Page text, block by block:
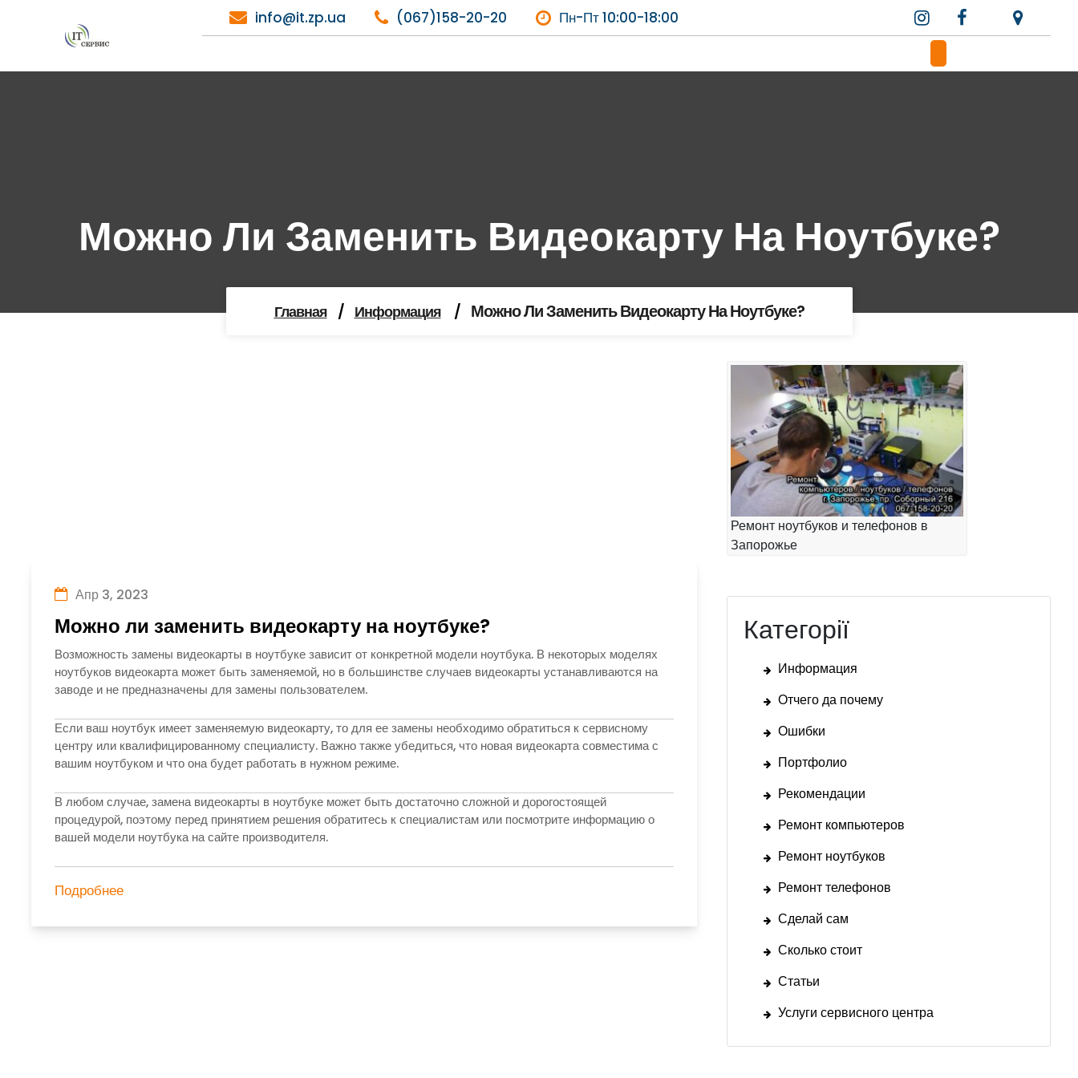
содержимому
info@it.zp.ua (067)158-20-20 Пн-Пт 10:00-18:00
Можно Ли Заменить Видеокарту На Ноутбуке?
Главная / Информация / Можно Ли Заменить Видеокарту На Ноутбуке?
Апр 3, 2023
Можно ли заменить видеокарту на ноутбуке?
Возможность замены видеокарты в ноутбуке зависит от конкретной модели ноутбука. В некоторых моделях
ноутбуков видеокарта может быть заменяемой, но в большинстве случаев видеокарты устанавливаются на
заводе и не предназначены для замены пользователем.
Если ваш ноутбук имеет заменяемую видеокарту, то для ее замены необходимо обратиться к сервисному
центру или квалифицированному специалисту. Важно также убедиться, что новая видеокарта совместима с
вашим ноутбуком и что она будет работать в нужном режиме.
В любом случае, замена видеокарты в ноутбуке может быть достаточно сложной и дорогостоящей
процедурой, поэтому перед принятием решения обратитесь к специалистам или посмотрите информацию о
вашей модели ноутбука на сайте производителя.
Подробнее
Ремонт ноутбуков и телефонов в
Запорожье
Категорії
Информация
Отчего да почему
Ошибки
Портфолио
Рекомендации
Ремонт компьютеров
Ремонт ноутбуков
Ремонт телефонов
Сделай сам
Сколько стоит
Статьи
Услуги сервисного центра